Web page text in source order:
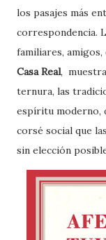
los pasajes más
correspondencia.
familiares,
Casa Real,
ternura, las
espíritu moderno,
corsé social que
sin elección